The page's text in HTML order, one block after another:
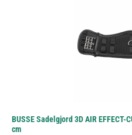
BUSSE Sadelgjord 3D AIR EFFECT-
cm